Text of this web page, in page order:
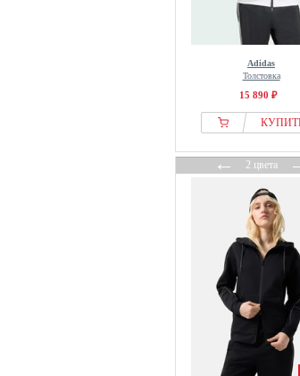
Adidas
Толстовка
15 890 ₽
←2 цвета